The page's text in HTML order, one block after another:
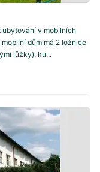
ubytování v mobilních
dům má 2 ložnice
lůžky), ku...